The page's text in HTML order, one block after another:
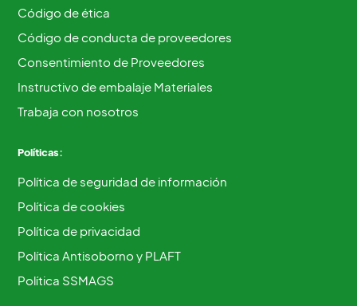
Código de ética
Código de conducta de proveedores
Consentimiento de Proveedores
Instructivo de embalaje Materiales
Trabaja con nosotros
Políticas:
Política de seguridad de información
Política de cookies
Política de privacidad
Política Antisoborno y PLAFT
Política SSMAGS